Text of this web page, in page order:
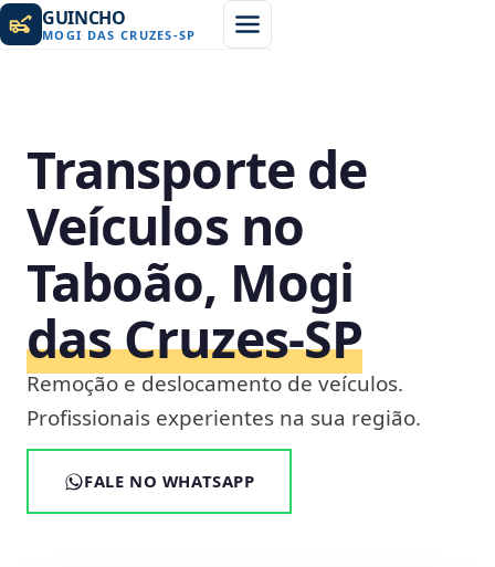
GUINCHO
MOGI DAS CRUZES-SP
Transporte de
Veículos no
Taboão, Mogi
das Cruzes‑SP
Remoção e deslocamento de veículos.
Profissionais experientes na sua região.
FALE NO WHATSAPP